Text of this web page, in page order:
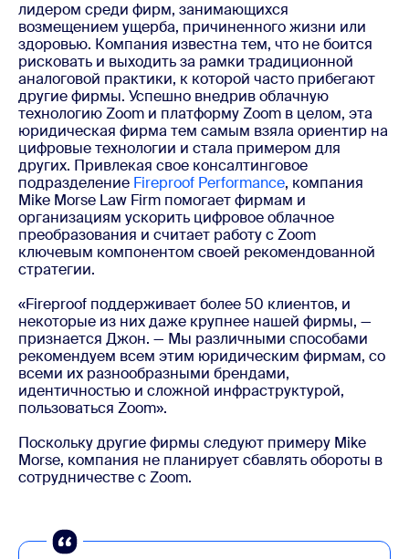
лидером среди фирм, занимающихся
возмещением ущерба, причиненного жизни или
здоровью. Компания известна тем, что не боится
рисковать и выходить за рамки традиционной
аналоговой практики, к которой часто прибегают
другие фирмы. Успешно внедрив облачную
технологию Zoom и платформу Zoom в целом, эта
юридическая фирма тем самым взяла ориентир на
цифровые технологии и стала примером для
других. Привлекая свое консалтинговое
подразделение Fireproof Performance, компания
Mike Morse Law Firm помогает фирмам и
организациям ускорить цифровое облачное
преобразования и считает работу с Zoom
ключевым компонентом своей рекомендованной
стратегии.
«Fireproof поддерживает более 50 клиентов, и
некоторые из них даже крупнее нашей фирмы, —
признается Джон. — Мы различными способами
рекомендуем всем этим юридическим фирмам, со
всеми их разнообразными брендами,
идентичностью и сложной инфраструктурой,
пользоваться Zoom».
Поскольку другие фирмы следуют примеру Mike
Morse, компания не планирует сбавлять обороты в
сотрудничестве с Zoom.